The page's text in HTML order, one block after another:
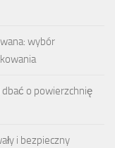
wybór
dbać o powierzchnię
i bezpieczny